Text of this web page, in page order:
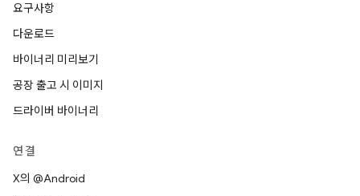
요구사항
다운로드
바이너리 미리보기
공장 출고 시 이미지
드라이버 바이너리
연결
X의 @Android